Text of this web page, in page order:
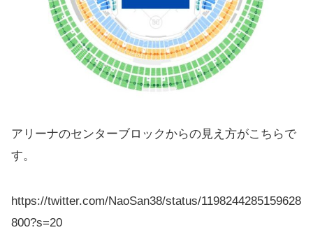
アリーナのセンターブロックからの見え方がこちらで
す。
https://twitter.com/NaoSan38/status/1198244285159628
800?s=20